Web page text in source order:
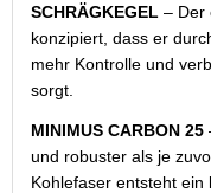
SCHRÄGKEGEL – Der
konzipiert, dass er
mehr Kontrolle und
sorgt.
MINIMUS CARBON 25
und robuster als je
Kohlefaser entsteht